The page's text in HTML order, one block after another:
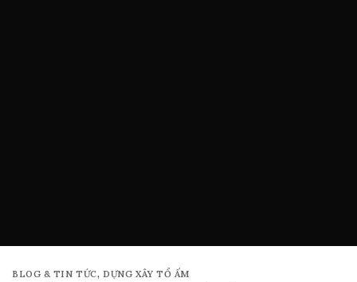
BLOG & TIN TỨC, DỰNG XÂY TỔ ẤM